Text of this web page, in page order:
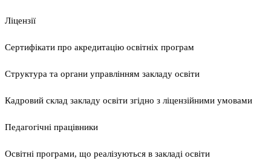
Ліцензії
Сертифікати про акредитацію освітніх програм
Структура та органи управлінням закладу освіти
Кадровий склад закладу освіти згідно з ліцензійними умовами
Педагогічні працівники
Освітні програми, що реалізуються в закладі освіти